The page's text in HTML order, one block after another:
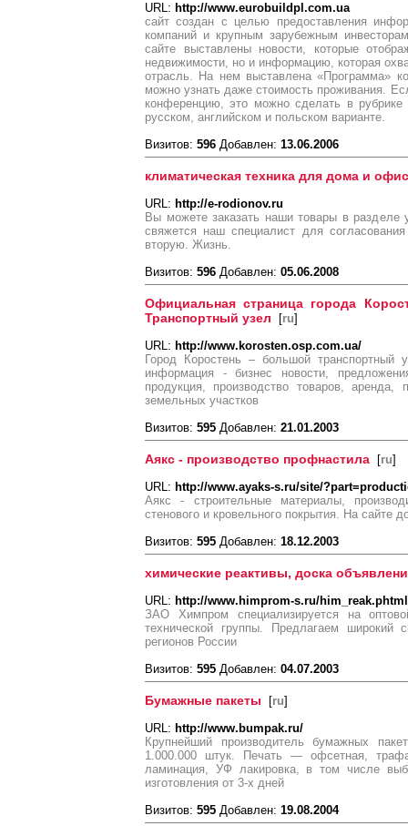
URL: http://www.eurobuildpl.com.ua
сайт создан с целью предоставления
компаний и крупным зарубежным
сайте выставлены новости, которые
недвижимости, но и информацию, которая
отрасль. На нем выставлена «Программа»
можно узнать даже стоимость проживания.
конференцию, это можно сделать в рубрике
русском, английском и польском варианте.
Визитов: 596 Добавлен: 13.06.2006
климатическая техника для дома и
URL: http://e-rodionov.ru
Вы можете заказать наши товары в
свяжется наш специалист для
вторую. Жизнь.
Визитов: 596 Добавлен: 05.06.2008
Официальная страница города
Транспортный узел [ru]
URL: http://www.korosten.osp.com.ua/
Город Коростень – большой транспортный
информация - бизнес новости,
продукция, производство товаров,
земельных участков
Визитов: 595 Добавлен: 21.01.2003
Aякс - производство профнастила [ru]
URL: http://www.ayaks-s.ru/site/
Аякс - строительные материалы,
стенового и кровельного покрытия. На сайте
Визитов: 595 Добавлен: 18.12.2003
химические реактивы, доска
URL: http://www.himprom-s.ru/him_reak.phtml
ЗАО Химпром специализируется на
технической группы. Предлагаем широкий
регионов России
Визитов: 595 Добавлен: 04.07.2003
Бумажные пакеты [ru]
URL: http://www.bumpak.ru/
Крупнейший производитель бумажных
1.000.000 штук. Печать — офсетная,
ламинация, УФ лакировка, в том числе
изготовления от 3-х дней
Визитов: 595 Добавлен: 19.08.2004